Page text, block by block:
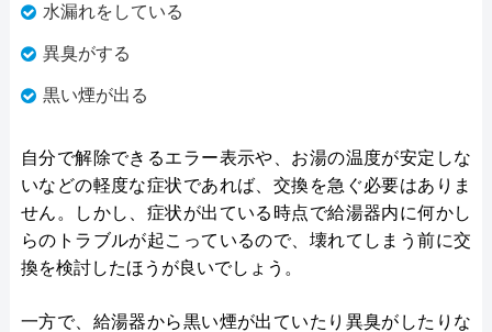
水漏れをしている
異臭がする
黒い煙が出る
自分で解除できるエラー表示や、お湯の温度が安定しな
いなどの軽度な症状であれば、交換を急ぐ必要はありま
せん。しかし、症状が出ている時点で給湯器内に何かし
らのトラブルが起こっているので、壊れてしまう前に交
換を検討したほうが良いでしょう。
一方で、給湯器から黒い煙が出ていたり異臭がしたりな